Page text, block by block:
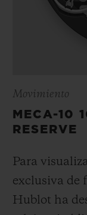
Movimiento
MECA-10
RESERVE
Para
exclusiva de
Hublot ha